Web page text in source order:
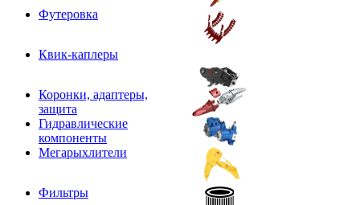
Футеровка
Квик-каплеры
Коронки, адаптеры,
защита
Гидравлические
компоненты
Мегарыхлители
Фильтры